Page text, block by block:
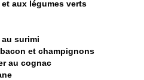
aux légumes verts
surimi
et champignons
au cognac